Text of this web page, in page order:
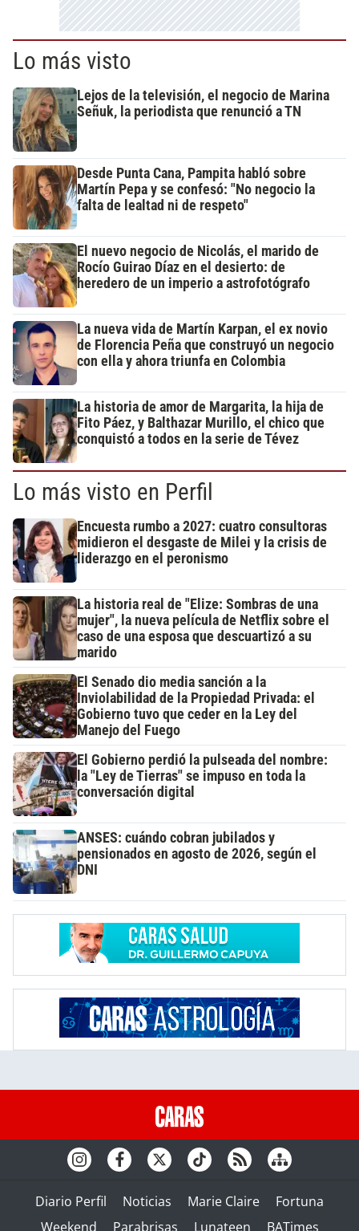
Lo más visto
Lejos de la televisión, el negocio de Marina
Señuk, la periodista que renunció a TN
Desde Punta Cana, Pampita habló sobre
Martín Pepa y se confesó: "No negocio la
falta de lealtad ni de respeto"
El nuevo negocio de Nicolás, el marido de
Rocío Guirao Díaz en el desierto: de
heredero de un imperio a astrofotógrafo
La nueva vida de Martín Karpan, el ex novio
de Florencia Peña que construyó un negocio
con ella y ahora triunfa en Colombia
La historia de amor de Margarita, la hija de
Fito Páez, y Balthazar Murillo, el chico que
conquistó a todos en la serie de Tévez
Lo más visto en Perfil
Encuesta rumbo a 2027: cuatro consultoras
midieron el desgaste de Milei y la crisis de
liderazgo en el peronismo
La historia real de "Elize: Sombras de una
mujer", la nueva película de Netflix sobre el
caso de una esposa que descuartizó a su
marido
El Senado dio media sanción a la
Inviolabilidad de la Propiedad Privada: el
Gobierno tuvo que ceder en la Ley del
Manejo del Fuego
El Gobierno perdió la pulseada del nombre:
la "Ley de Tierras" se impuso en toda la
conversación digital
ANSES: cuándo cobran jubilados y
pensionados en agosto de 2026, según el
DNI
Diario Perfil Noticias Marie Claire
Fortuna
Weekend
Parabrisas Lunateen BATimes